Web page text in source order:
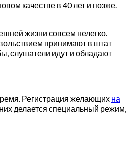
качестве в 40 лет и позже.
жизни совсем нелегко.
принимают в штат
слушатели идут и обладают
Регистрация желающих на
делается специальный режим,